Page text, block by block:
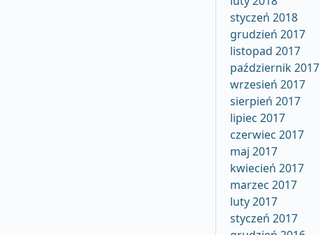
styczeń 2018
grudzień 2017
listopad 2017
październik 2017
wrzesień 2017
sierpień 2017
lipiec 2017
czerwiec 2017
maj 2017
kwiecień 2017
marzec 2017
luty 2017
styczeń 2017